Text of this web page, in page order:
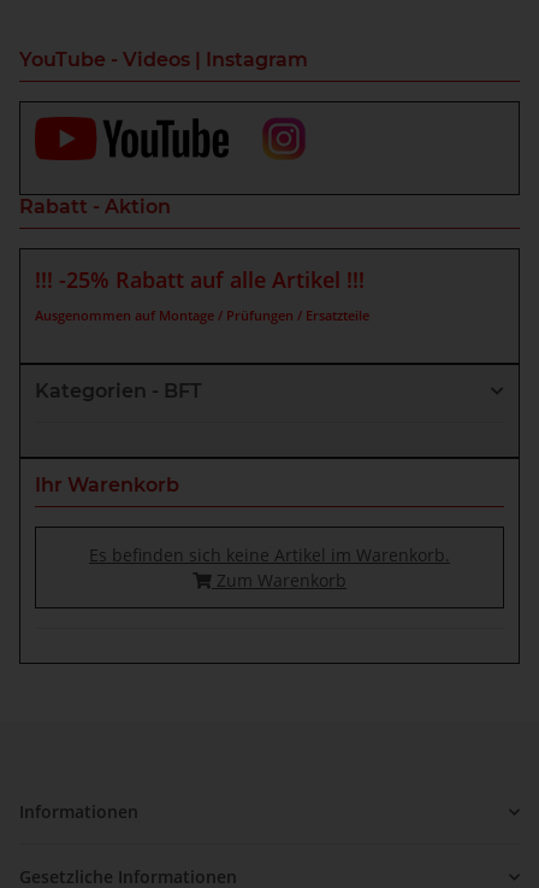
YouTube - Videos | Instagram
Rabatt - Aktion
!!! -25% Rabatt auf alle Artikel !!!
Ausgenommen auf Montage / Prüfungen / Ersatzteile
Kategorien - BFT
Ihr Warenkorb
Es befinden sich keine Artikel im Warenkorb.
Zum Warenkorb
Informationen
Gesetzliche Informationen